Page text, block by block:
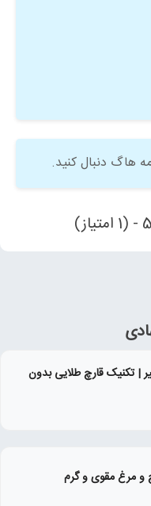
هاگ دنبال کنید.
| تکنیک قارچ طلایی بدون
و مرغ مقوی و گرم